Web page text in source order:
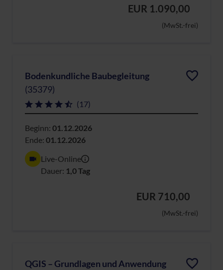
EUR 1.090,00
(MwSt.-frei)
Bodenkundliche Baubegleitung
(35379)
(17)
Beginn: 01.12.2026
Ende: 01.12.2026
Live-Online
Dauer: 1,0 Tag
EUR 710,00
(MwSt.-frei)
QGIS – Grundlagen und Anwendung